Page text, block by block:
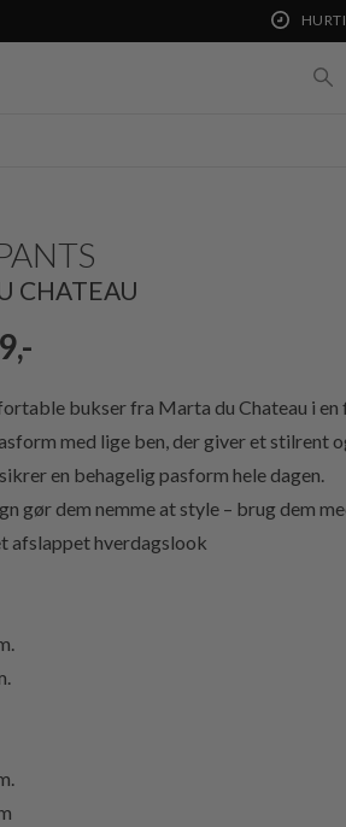
CHATEAU
bukser fra Marta du Chateau i
med lige ben, der giver et stilrent
en behagelig pasform hele dagen.
gør dem nemme at style – brug dem
afslappet hverdagslook